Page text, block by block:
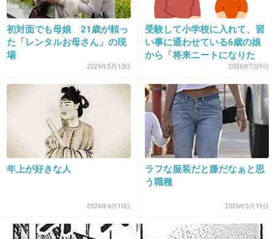
ってるらしいんだけど
girlschannel.net
「レンタル彼氏」っていうサービスが流行ってるらしいんだけど利用した
ことある人います？ 世も末か…最近流行っている「レンタル彼氏」につい
てまとめてみた - NAVER まとめレンタル彼氏とは、所属するキャストの中
から好みのタイプのキャストを選び、１対１で、手...
+1 -2
31. 匿名 2013/01/26(土) 11:55:09
友達も彼氏も相談相手も全部レンタルできちゃうんだ…なん
+2 -1
初対面でも母娘 21歳が頼っ
た「レンタルお母さん」の現
場
2026年5月10日
受験して小学校に入れて、習
い事に通わせている6歳の娘
から「将来ニートになりた
2026年7月9日
年上が好きな人
2026年6月10日
ラフな服装だと嫌だなぁと思
う職種
2026年5月19日